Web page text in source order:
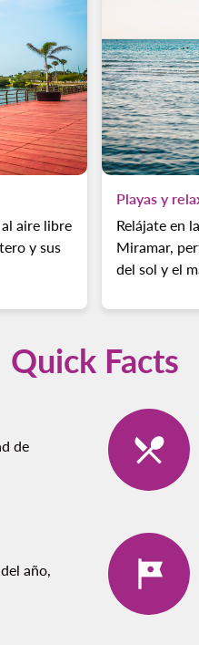
aire libre
y sus
Playas y
Relájate en
Miramar,
del sol y el
Quick Facts
de
año,